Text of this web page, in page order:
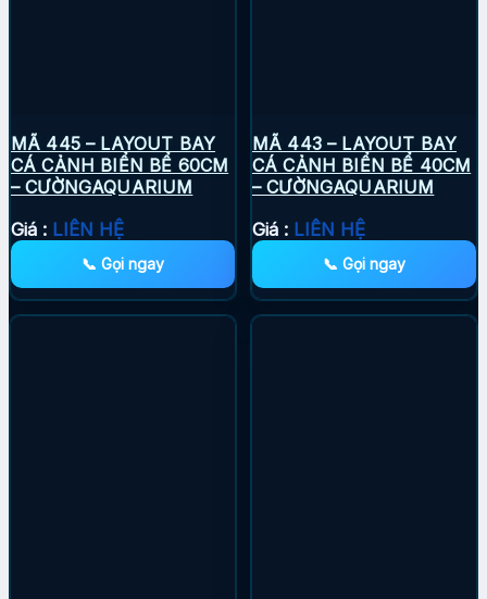
MÃ 445 – LAYOUT BAY
CÁ CẢNH BIỂN BỂ 60CM
– CƯỜNGAQUARIUM
Giá : LIÊN HỆ
📞 Gọi ngay
MÃ 443 – LAYOUT BAY
CÁ CẢNH BIỂN BỂ 40CM
– CƯỜNGAQUARIUM
Giá : LIÊN HỆ
📞 Gọi ngay